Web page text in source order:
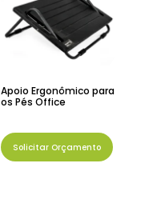
Apoio Ergonômico para
os Pés Office
Solicitar Orçamento